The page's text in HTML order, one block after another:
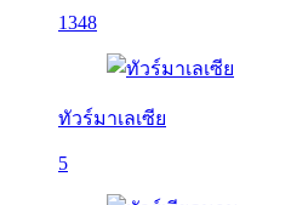
1348
ทัวร์มาเลเซีย
5